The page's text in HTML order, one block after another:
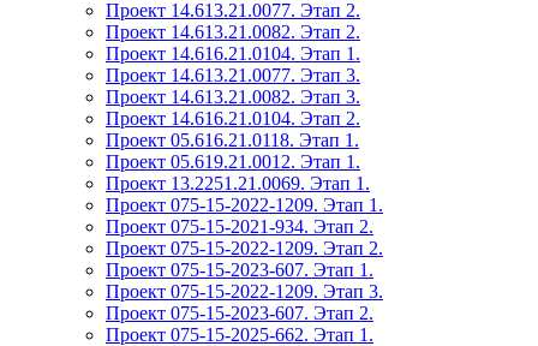
Проект 14.613.21.0077. Этап 2.
Проект 14.613.21.0082. Этап 2.
Проект 14.616.21.0104. Этап 1.
Проект 14.613.21.0077. Этап 3.
Проект 14.613.21.0082. Этап 3.
Проект 14.616.21.0104. Этап 2.
Проект 05.616.21.0118. Этап 1.
Проект 05.619.21.0012. Этап 1.
Проект 13.2251.21.0069. Этап 1.
Проект 075-15-2022-1209. Этап 1.
Проект 075-15-2021-934. Этап 2.
Проект 075-15-2022-1209. Этап 2.
Проект 075-15-2023-607. Этап 1.
Проект 075-15-2022-1209. Этап 3.
Проект 075-15-2023-607. Этап 2.
Проект 075-15-2025-662. Этап 1.